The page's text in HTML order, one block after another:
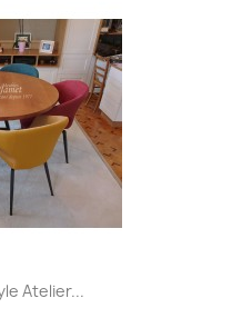
Atelier...